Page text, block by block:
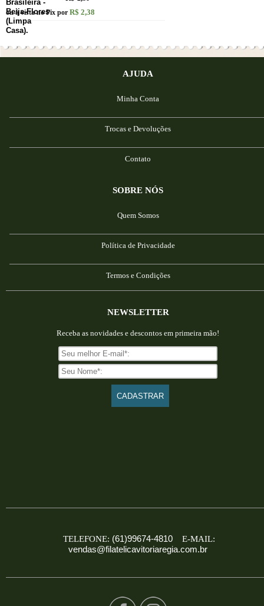
ou à vista no Pix por R$ 2,38
AJUDA
Minha Conta
Trocas e Devoluções
Contato
SOBRE NÓS
Quem Somos
Política de Privacidade
Termos e Condições
NEWSLETTER
Receba as novidades e descontos em primeira mão!
TELEFONE: (61)99674-4810 E-MAIL:
vendas@filatelicavitoriaregia.com.br